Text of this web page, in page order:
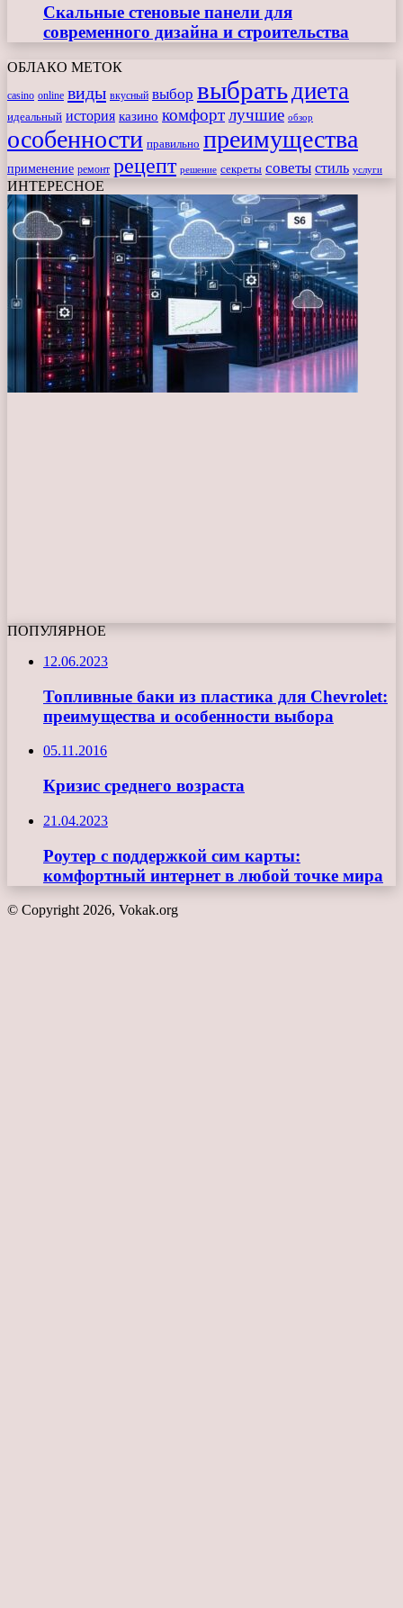
Скальные стеновые панели для
современного дизайна и строительства
ОБЛАКО МЕТОК
casino online виды вкусный выбор выбратьдиета
идеальный история казино комфортлучшие обзор
особенности правильно преимущества
применение ремонт рецепт решение секреты советы стиль услуги
ИНТЕРЕСНОЕ
ПОПУЛЯРНОЕ
12.06.2023
Топливные баки из пластика для Chevrolet:
преимущества и особенности выбора
05.11.2016
Кризис среднего возраста
21.04.2023
Роутер с поддержкой сим карты:
комфортный интернет в любой точке мира
© Copyright 2026, Vokak.org